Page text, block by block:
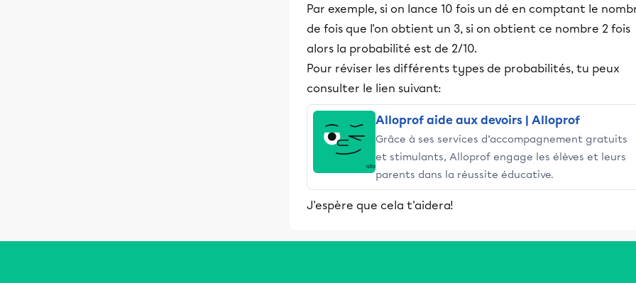
Par exemple, si on lance 10 fois un dé en comptant le
de fois que l'on obtient un 3, si on obtient ce nombre 2 fois
alors la probabilité est de 2/10.
Pour réviser les différents types de probabilités, tu peux
consulter le lien suivant:
Alloprof aide aux devoirs | Alloprof
Grâce à ses services d’accompagnement gratuits
et stimulants, Alloprof engage les élèves et leurs
parents dans la réussite éducative.
J'espère que cela t'aidera!